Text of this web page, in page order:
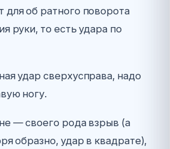
об ратного поворота
руки, то есть удара по
удар сверхусправа, надо
ногу.
— своего рода взрыв (а
образно, удар в квадрате),